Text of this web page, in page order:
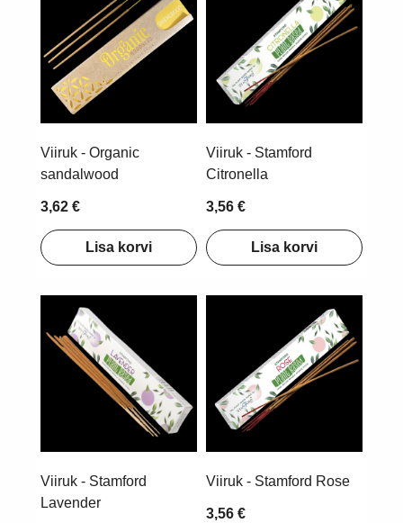
Viiruk - Organic
sandalwood
3,62 €
Lisa korvi
Viiruk - Stamford
Citronella
3,56 €
Lisa korvi
Viiruk - Stamford
Lavender
Viiruk - Stamford Rose
3,56 €